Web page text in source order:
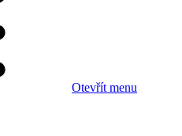
Otevřít menu